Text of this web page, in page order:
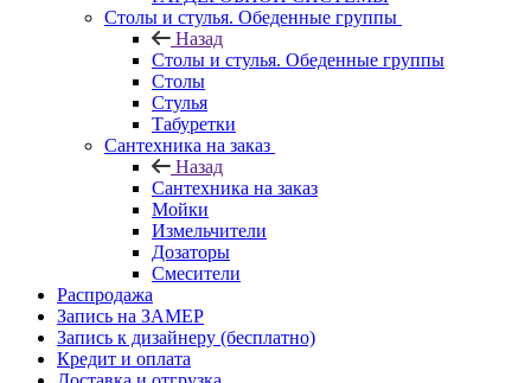
Столы и стулья. Обеденные группы
Назад
Столы и стулья. Обеденные группы
Столы
Стулья
Табуретки
Сантехника на заказ
Назад
Сантехника на заказ
Мойки
Измельчители
Дозаторы
Смесители
Распродажа
Запись на ЗАМЕР
Запись к дизайнеру (бесплатно)
Кредит и оплата